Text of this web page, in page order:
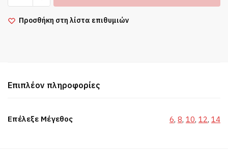
Μαγιό
Βερμούδα
Προσθήκη στη λίστα επιθυμιών
Επιπλέον πληροφορίες
Επέλεξε Μέγεθος 6, 8, 10, 12, 14